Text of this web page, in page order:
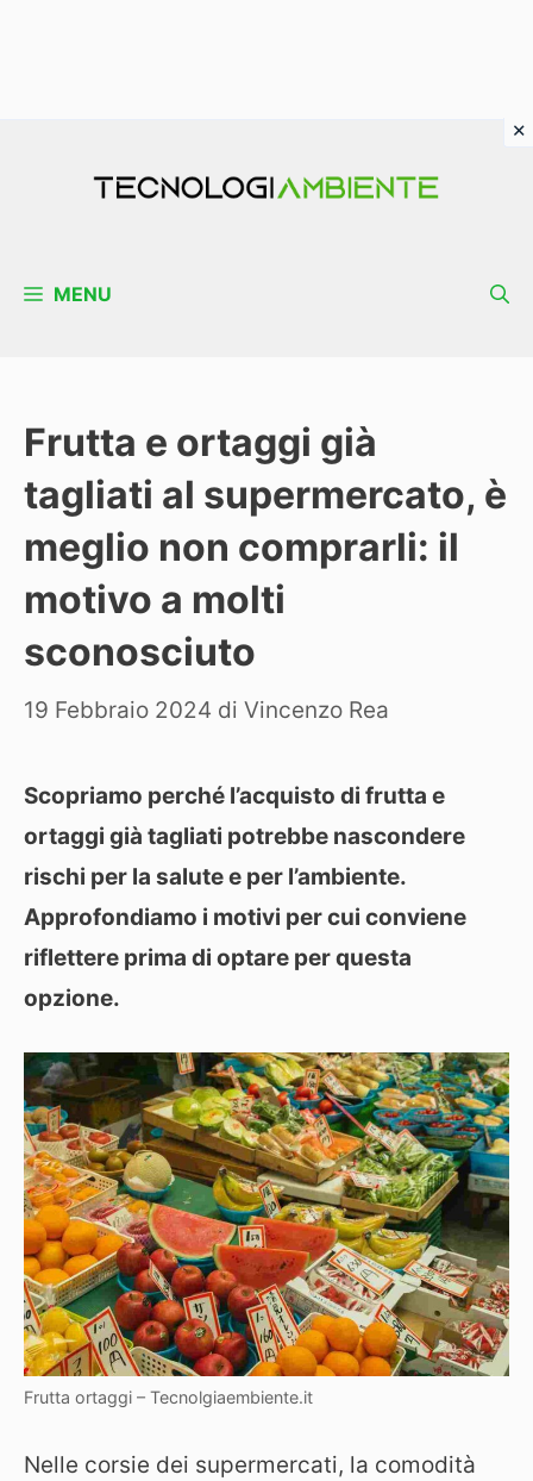
MENU
Frutta e ortaggi già
tagliati al supermercato, è
meglio non comprarli: il
motivo a molti
sconosciuto
19 Febbraio 2024 di Vincenzo Rea
Scopriamo perché l’acquisto di frutta e
ortaggi già tagliati potrebbe nascondere
rischi per la salute e per l’ambiente.
Approfondiamo i motivi per cui conviene
riflettere prima di optare per questa
opzione.
Frutta ortaggi – Tecnolgiaembiente.it
Nelle corsie dei supermercati, la comodità